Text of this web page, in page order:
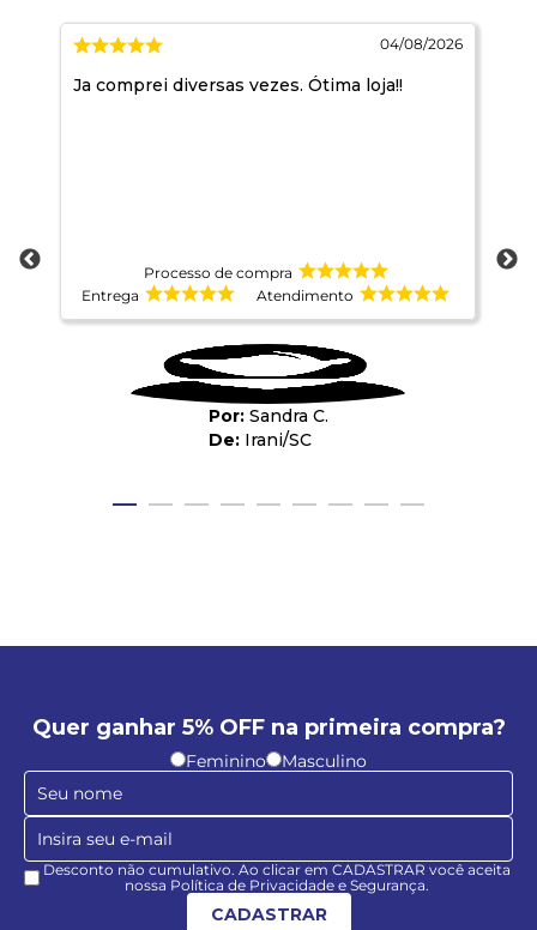
04/08/2026
Ja comprei diversas vezes. Ótima loja!!
Processo de compra
Entrega
Atendimento
Sandra C.
Irani/SC
Quer ganhar 5% OFF na primeira compra?
Feminino Masculino
Desconto não cumulativo. Ao clicar em CADASTRAR você aceita
nossa Política de Privacidade e Segurança.
CADASTRAR